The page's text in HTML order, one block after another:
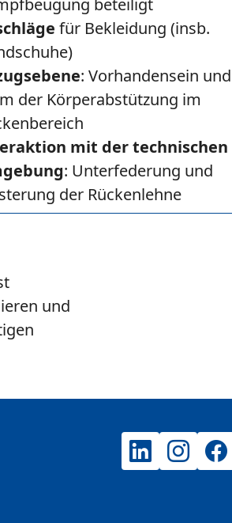
beteiligt
für Bekleidung (insb.
: Vorhandensein und
der Körperabstützung im
mit der technischen
: Unterfederung und
der Rückenlehne
und
LinkedInInstagram